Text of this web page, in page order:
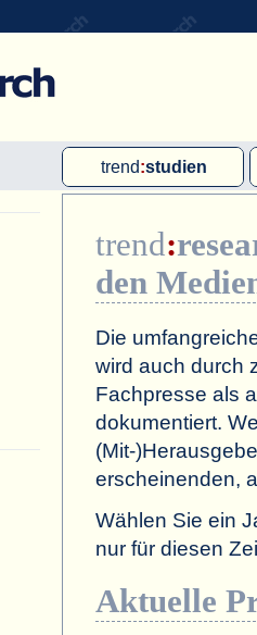
trend:studien
Single-Client-Studien
Internationale Markt Reports
trend:
den
Die
wird auch durch
Fachpresse als
dokumentiert.
(Mit-
erscheinenden,
Wählen Sie ein
nur für diesen
Aktuelle